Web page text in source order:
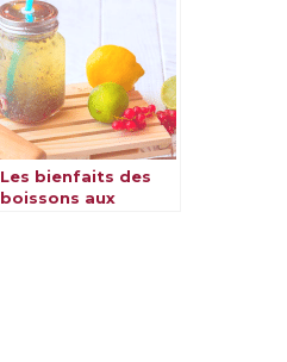
Les bienfaits des
boissons aux